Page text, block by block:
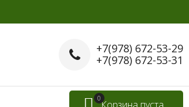
+7(978) 672-53-29
+7(978) 672-53-31
0